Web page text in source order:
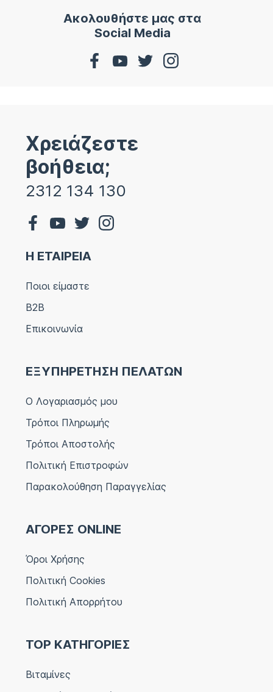
Ακολουθήστε μας στα
Social Media
Χρειάζεστε
βοήθεια;
2312 134 130
Η ΕΤΑΙΡΕΙΑ
Ποιοι είμαστε
B2B
Επικοινωνία
ΕΞΥΠΗΡΕΤΗΣΗ ΠΕΛΑΤΩΝ
Ο Λογαριασμός μου
Τρόποι Πληρωμής
Τρόποι Αποστολής
Πολιτική Επιστροφών
Παρακολούθηση Παραγγελίας
ΑΓΟΡΕΣ ONLINE
Όροι Χρήσης
Πολιτική Cookies
Πολιτική Απορρήτου
TOP ΚΑΤΗΓΟΡΙΕΣ
Βιταμίνες